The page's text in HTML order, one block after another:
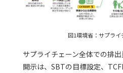
図1環境省：サプライ
サプライチェーン全体での排
開示は、SBTの目標設定、